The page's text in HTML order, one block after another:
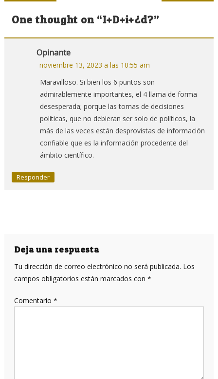
de
One thought on “I+D+i+¿d?”
Opinante
noviembre 13, 2023 a las 10:55 am
Maravilloso. Si bien los 6 puntos son
admirablemente importantes, el 4 llama de forma
desesperada; porque las tomas de decisiones
políticas, que no debieran ser solo de políticos, la
más de las veces están desprovistas de información
confiable que es la información procedente del
ámbito científico.
Responder
Deja una respuesta
Tu dirección de correo electrónico no será publicada. Los
campos obligatorios están marcados con *
Comentario *